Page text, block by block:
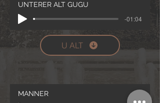
UNTERER ALT GUGU
-01:04
U ALT
MÄNNER